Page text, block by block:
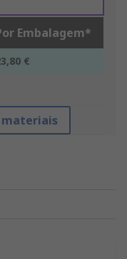
Embalagem*
€
materiais